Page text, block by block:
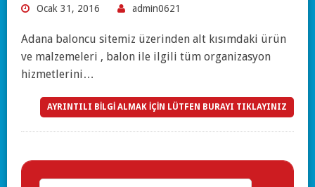
Ocak 31, 2016 admin0621
Adana baloncu sitemiz üzerinden alt kısımdaki ürün
ve malzemeleri , balon ile ilgili tüm organizasyon
hizmetlerini…
AYRINTILI BİLGİ ALMAK İÇİN LÜTFEN BURAYI TIKLAYINIZ